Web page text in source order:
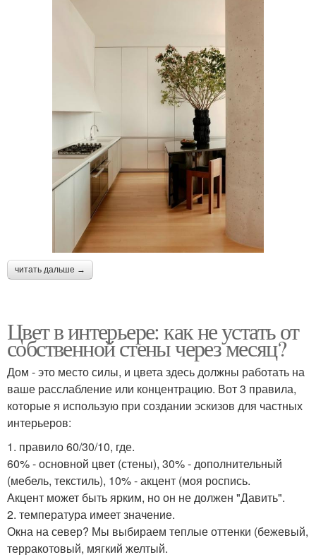
читать дальше →
Цвет в интерьере: как не устать от
собственной стены через месяц?
Дом - это место силы, и цвета здесь должны работать на
ваше расслабление или концентрацию. Вот 3 правила,
которые я использую при создании эскизов для частных
интерьеров:
1. правило 60/30/10, где.
60% - основной цвет (стены), 30% - дополнительный
(мебель, текстиль), 10% - акцент (моя роспись.
Акцент может быть ярким, но он не должен "Давить".
2. температура имеет значение.
Окна на север? Мы выбираем теплые оттенки (бежевый,
терракотовый, мягкий желтый.